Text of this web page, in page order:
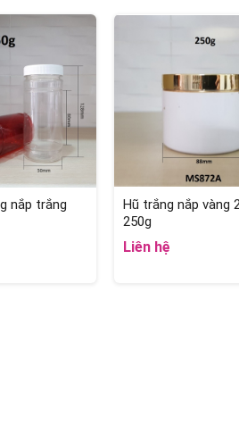
nắp trắng
Hũ trắng nắp vàng
250g
Liên hệ